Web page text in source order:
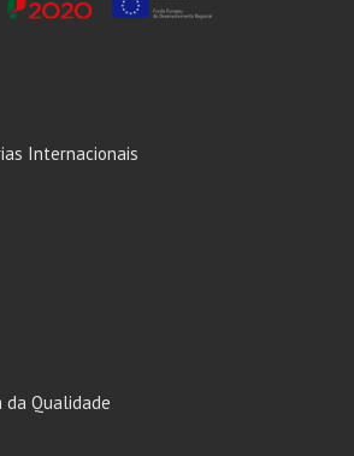
Internacionais
da Qualidade